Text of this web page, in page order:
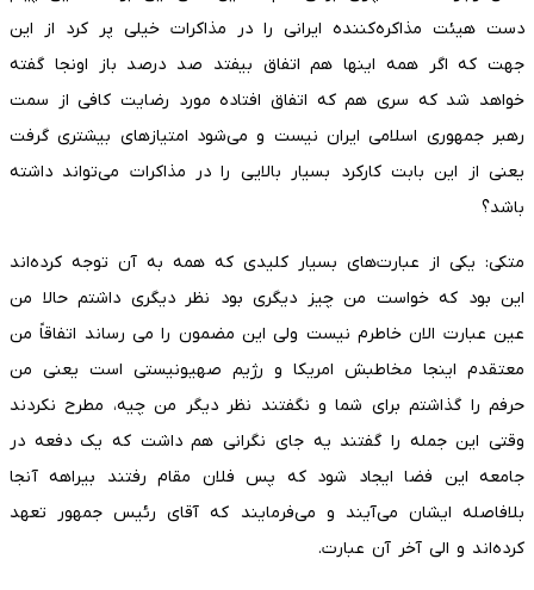
دست هیئت مذاکره‌کننده ایرانی را در مذاکرات خیلی پر کرد از این
جهت که اگر همه اینها هم اتفاق بیفتد صد درصد باز اونجا گفته
خواهد شد که سری هم که اتفاق افتاده مورد رضایت کافی از سمت
رهبر جمهوری اسلامی ایران نیست و می‌شود امتیاز‌های بیشتری گرفت
یعنی از این بابت کارکرد بسیار بالایی را در مذاکرات می‌تواند داشته
باشد؟
متکی: یکی از عبارت‌های بسیار کلیدی که همه به آن توجه کرده‌اند
این بود که خواست من چیز دیگری بود نظر دیگری داشتم حالا من
عین عبارت الان خاطرم نیست ولی این مضمون را می رساند اتفاقاً من
معتقدم اینجا مخاطبش امریکا و رژیم صهیونیستی است یعنی من
حرفم را گذاشتم برای شما و نگفتند نظر دیگر من چیه، مطرح نکردند
وقتی این جمله را گفتند یه جای نگرانی هم داشت که یک دفعه در
جامعه این فضا ایجاد شود که پس فلان مقام رفتند بیراهه آنجا
بلافاصله ایشان می‌آیند و می‌فرمایند که آقای رئیس جمهور تعهد
کرده‌اند و الی آخر آن عبارت.